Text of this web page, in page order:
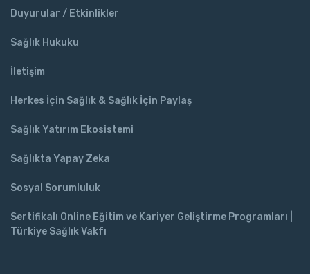
Duyurular / Etkinlikler
Sağlık Hukuku
İletişim
Herkes İçin Sağlık & Sağlık İçin Paylaş
Sağlık Yatırım Ekosistemi
Sağlıkta Yapay Zeka
Sosyal Sorumluluk
Sertifikalı Online Eğitim ve Kariyer Geliştirme Programları |
Türkiye Sağlık Vakfı